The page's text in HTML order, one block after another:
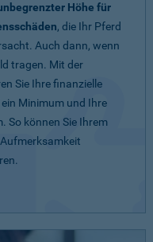
Höhe für
, die Ihr Pferd
Auch dann, wenn
tragen. Mit der
Sie Ihre finanzielle
Minimum und Ihre
So können Sie Ihrem